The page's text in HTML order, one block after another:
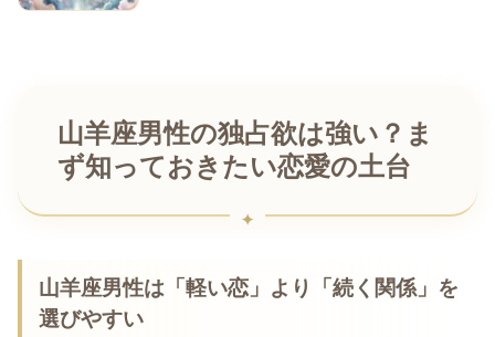
山羊座男性の独占欲は強い？ま
ず知っておきたい恋愛の土台
山羊座男性は「軽い恋」より「続く関係」を
選びやすい